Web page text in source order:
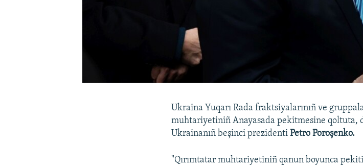
Ukraina Yuqarı Rada fraktsiyalarınıñ ve
muhtariyetiniñ Anayasada pekitmesine qoltuta,
Ukrainanıñ beşinci prezidentiPetro Poroşenko.
"Qırımtatar muhtariyetiniñ qanun boyunca